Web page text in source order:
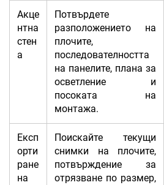
Акце
нтна
стен
а
Потвърдете
разположението на
плочите,
последователността
на панелите, плана за
осветление и
посоката на
монтажа.
Експ
орти
ране
на
Поискайте текущи
снимки на плочите,
потвърждение за
отрязване по размер,